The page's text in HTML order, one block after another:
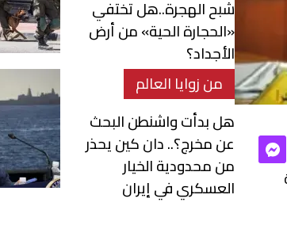
شبح الهجرة..هل تختفي
«الحجارة الحية» من أرض
الأجداد؟
من زوايا العالم
هل بدأت واشنطن البحث
عن مخرج؟.. دان كين يحذر
من محدودية الخيار
العسكري في إيران